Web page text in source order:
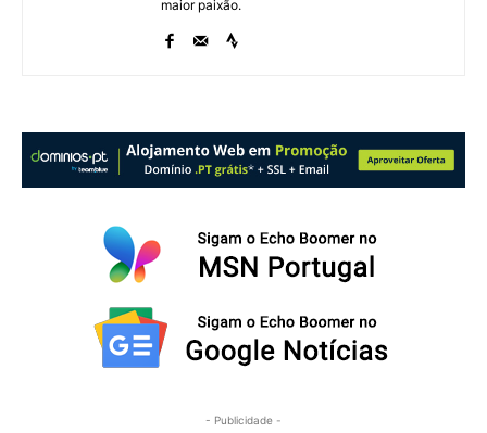
maior paixão.
- Publicidade -